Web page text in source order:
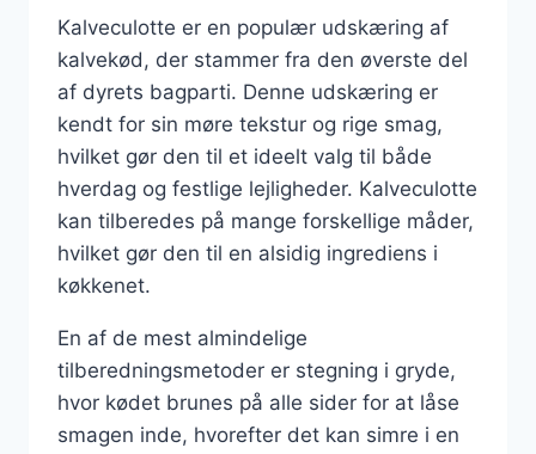
Kalveculotte er en populær udskæring af
kalvekød, der stammer fra den øverste del
af dyrets bagparti. Denne udskæring er
kendt for sin møre tekstur og rige smag,
hvilket gør den til et ideelt valg til både
hverdag og festlige lejligheder. Kalveculotte
kan tilberedes på mange forskellige måder,
hvilket gør den til en alsidig ingrediens i
køkkenet.
En af de mest almindelige
tilberedningsmetoder er stegning i gryde,
hvor kødet brunes på alle sider for at låse
smagen inde, hvorefter det kan simre i en